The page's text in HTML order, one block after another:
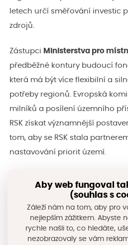
letech určí směřování investic
zdrojů.
Zástupci Ministerstva pro
předběžné kontury budoucí
která má být více flexibilní a
potřeby regionů. Evropská
milníků a posílení územního
RSK získat významnější
tom, aby se RSK stala
nastavování priorit území.
probíhajících přípravách na
aktuálních projektech v oblasti
podnikání a začleňování,
bydlení či rozvoje obcí. Všichni
Aby web fungoval
(souhlas s
Záleží nám na tom, aby pro
nejlepším zážitkem. Abyste
rychle našli to, co hledáte,
nezobrazovaly se vám